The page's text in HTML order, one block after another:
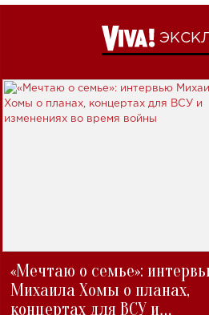
«Мечтаю о семье»:
Михаила Хомы о планах,
концертах для ВСУ и